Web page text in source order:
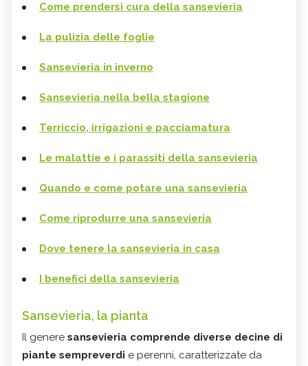
Come prendersi cura della sansevieria
La pulizia delle foglie
Sansevieria in inverno
Sansevieria nella bella stagione
Terriccio, irrigazioni e pacciamatura
Le malattie e i parassiti della sansevieria
Quando e come potare una sansevieria
Come riprodurre una sansevieria
Dove tenere la sansevieria in casa
I benefici della sansevieria
Sansevieria, la pianta
Il genere sansevieria comprende diverse decine di
piante sempreverdi e perenni, caratterizzate da